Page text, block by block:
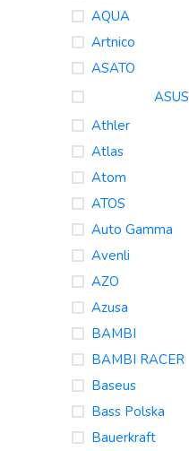
AQUA
Artnico
ASATO
ASUS
Athler
Atlas
Atom
ATOS
Auto Gamma
Avenli
AZO
Azusa
BAMBI
BAMBI RACER
Baseus
Bass Polska
Bauerkraft